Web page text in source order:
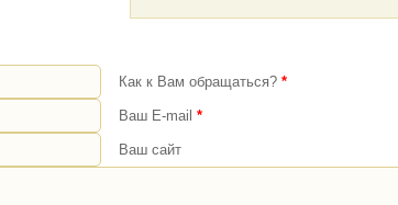
Как к Вам обращаться? *
Ваш E-mail *
Ваш сайт